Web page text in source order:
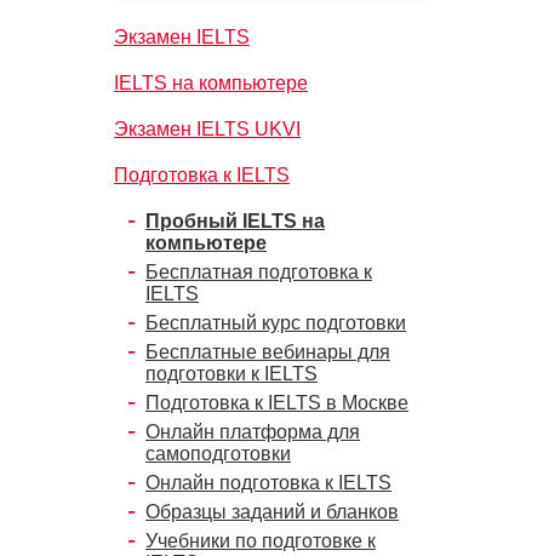
Экзамен IELTS
IELTS на компьютере
Экзамен IELTS UKVI
Подготовка к IELTS
Пробный IELTS на
компьютере
Бесплатная подготовка к
IELTS
Бесплатный курс подготовки
Бесплатные вебинары для
подготовки к IELTS
Подготовка к IELTS в Москве
Онлайн платформа для
самоподготовки
Онлайн подготовка к IELTS
Образцы заданий и бланков
Учебники по подготовке к